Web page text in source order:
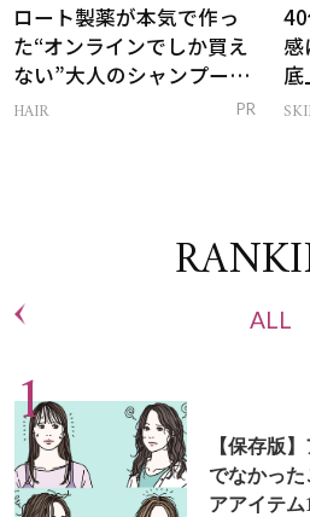
ロート製薬が本気で作っ
た“オンラインでしか買え
ない”大人のシャンプー＆
トリートメントって？
HAIR PR
感
ム
ALL
【保存版
でなかっ
アアイテム